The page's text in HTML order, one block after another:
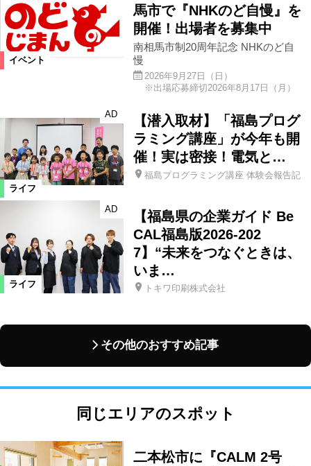
イベント
馬市で『NHKのど自慢』を
開催！出場者を募集中
南相馬市制20周年記念 NHKのど自
慢
2026年9月27日（日）
※出場応募締切2026年8月17日（月）
ライフ
AD
【潜入取材】「福島プログ
ラミング講座」が今年も開
催！実は密接！電気と…
福島プログラミング講座 体験会報告記
ライフ
AD
【福島県の企業ガイド Be
CAL福島版2026-202
7】“未来をつなぐときは、
いま…
トキワ印刷株式会社
その他のおすすめ記事
同じエリアのスポット
二本松市に『CALM 2号